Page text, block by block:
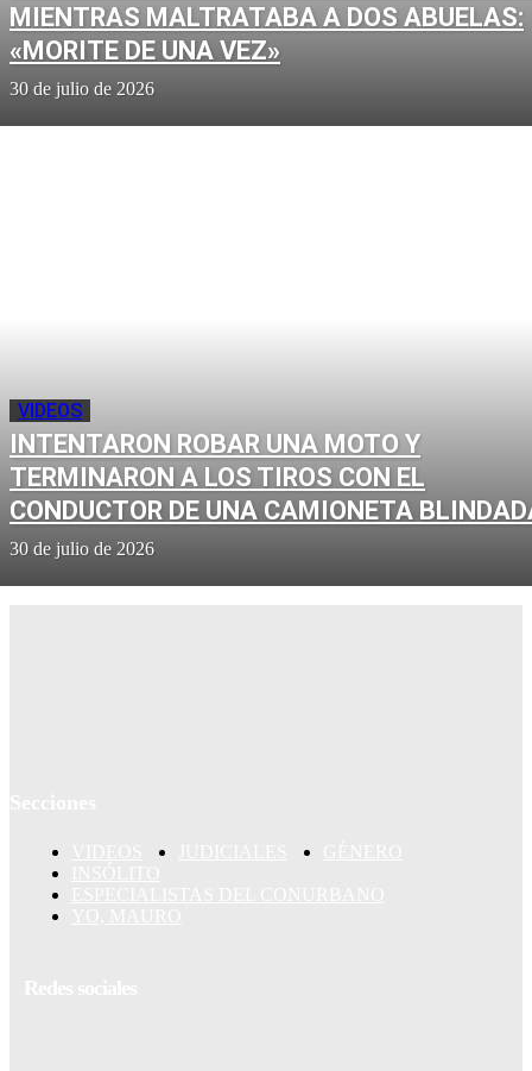
MIENTRAS MALTRATABA A DOS ABUELAS:
«MORITE DE UNA VEZ»
30 de julio de 2026
VIDEOS
INTENTARON ROBAR UNA MOTO Y
TERMINARON A LOS TIROS CON EL
CONDUCTOR DE UNA CAMIONETA
30 de julio de 2026